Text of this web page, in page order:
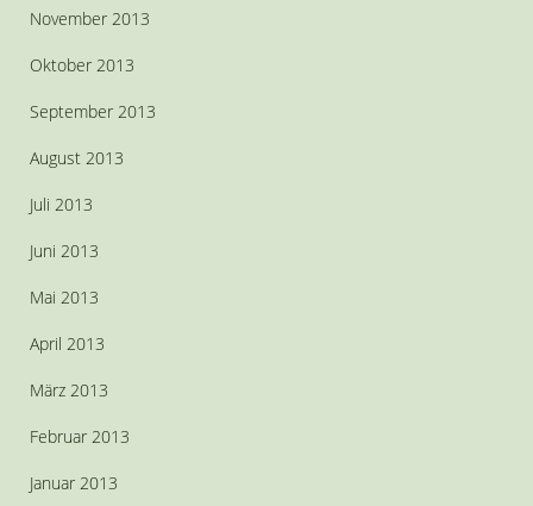
November 2013
Oktober 2013
September 2013
August 2013
Juli 2013
Juni 2013
Mai 2013
April 2013
März 2013
Februar 2013
Januar 2013